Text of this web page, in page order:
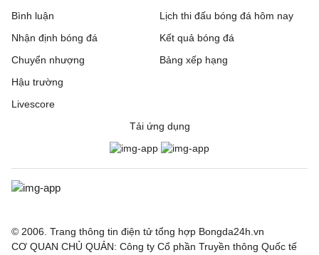
Bình luận
Nhận định bóng đá
Chuyển nhượng
Hậu trường
Livescore
Lịch thi đấu bóng đá hôm nay
Kết quả bóng đá
Bảng xếp hạng
Tải ứng dụng
© 2006. Trang thông tin điện tử tổng hợp Bongda24h.vn
CƠ QUAN CHỦ QUẢN: Công ty Cổ phần Truyền thông Quốc tế